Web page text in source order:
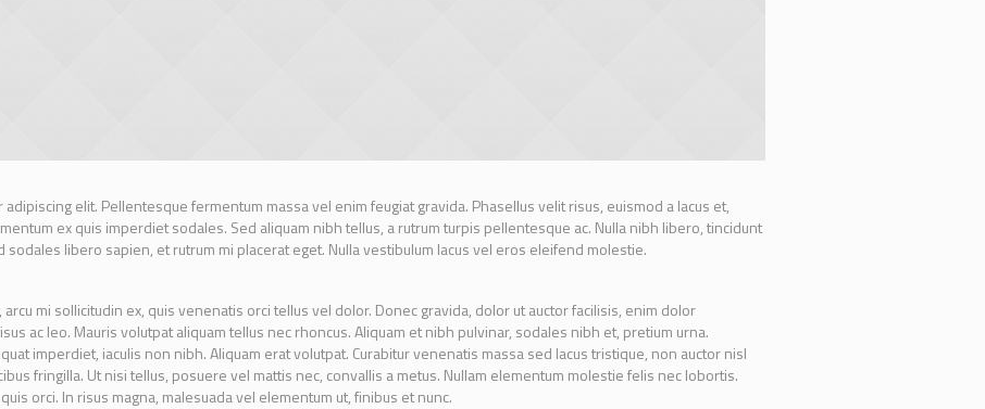
elit. Pellentesque fermentum massa vel enim feugiat gravida. Phasellus velit risus, euismod a lacus et,
ex quis imperdiet sodales. Sed aliquam nibh tellus, a rutrum turpis pellentesque ac. Nulla nibh libero, tincidunt
sodales libero sapien, et rutrum mi placerat eget. Nulla vestibulum lacus vel eros eleifend molestie.
mi sollicitudin ex, quis venenatis orci tellus vel dolor. Donec gravida, dolor ut auctor facilisis, enim dolor
ac leo. Mauris volutpat aliquam tellus nec rhoncus. Aliquam et nibh pulvinar, sodales nibh et, pretium urna.
imperdiet, iaculis non nibh. Aliquam erat volutpat. Curabitur venenatis massa sed lacus tristique, non auctor nisl
fringilla. Ut nisi tellus, posuere vel mattis nec, convallis a metus. Nullam elementum molestie felis nec lobortis.
orci. In risus magna, malesuada vel elementum ut, finibus et nunc.